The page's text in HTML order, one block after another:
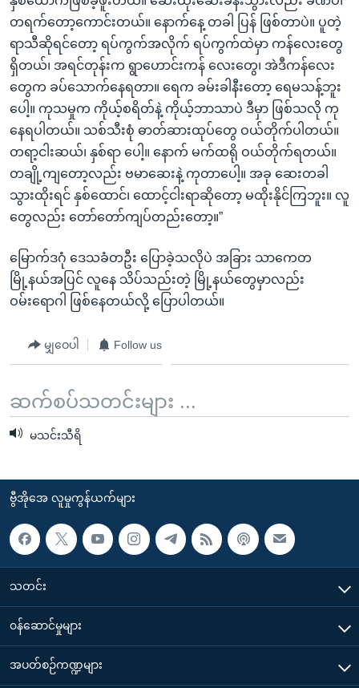
တရက်တော့ကောင်းတယ်။ နောက်နေ့ တခါ ပြန် ဖြစ်တာပဲ။ ပူတဲ့
ရာသီဆိုရင်တော့ ရပ်ကွက်အလိုက် ရပ်ကွက်ထဲမှာ ကန်လေးတွေ
ရှိတယ်၊ အရင်တုန်းက ရွာဟောင်းကန် လေးတွေ၊ အဲဒီကန်လေး
တွေက ခပ်သောက်နေရတာ။ ရေက ခမ်းခါနီးတော့ ရေမသန့်ဘူး
ပေါ့။ ကုသမှုက ကိုယ့်စရိတ်နဲ့ ကိုယ့်ဘာသာပဲ ဒီမှာ ဖြစ်သလို ကု
နေရပါတယ်။ သစ်သီးစုံ ဓာတ်ဆားထုပ်တွေ ဝယ်တိုက်ပါတယ်။
တရာ့ငါးဆယ်၊ နှစ်ရာ ပေါ့။ နောက် မက်ထရို ဝယ်တိုက်ရတယ်။
တချို့ကျတော့လည်း ဗမာဆေးနဲ့ ကုတာပေါ့။ အခု ဆေးတခါ
သွားထိုးရင် နှစ်ထောင်၊ ထောင့်ငါးရာဆိုတော့ မထိုးနိုင်ကြဘူး။ လူ
တွေလည်း တော်တော်ကျပ်တည်းတော့။”
မြောက်ဒဂုံ ဒေသခံတဦး ပြောခဲ့သလိုပဲ အခြား သာကေတ
မြို့နယ်အပြင် လူနေ သိပ်သည်းတဲ့ မြို့နယ်တွေမှာလည်း
ဝမ်းရောဂါ ဖြစ်နေတယ်လို့ ပြောပါတယ်။
မျှဝေပါ Follow us
ဆက်စပ်သတင်းများ ...
မသင်းသီရိ
ဗွီအိုအေ လူမှုကွန်ယက်များ
သတင်း
၀န်ဆောင်မှုများ
အပတ်စဉ်ကဏ္ဍများ